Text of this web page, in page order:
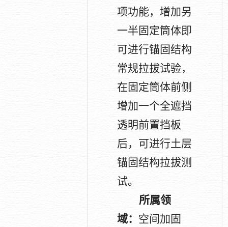
项功能，增加另
一半固定筒体即
可进行锚固结构
常规拉拔试验，
在固定筒体前侧
增加一个全遮挡
透明前置挡板
后，可进行土层
锚固结构拉拔测
试。
所属领
域： 空间加固